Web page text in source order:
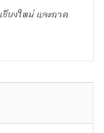
ยงใหม่ และภาค